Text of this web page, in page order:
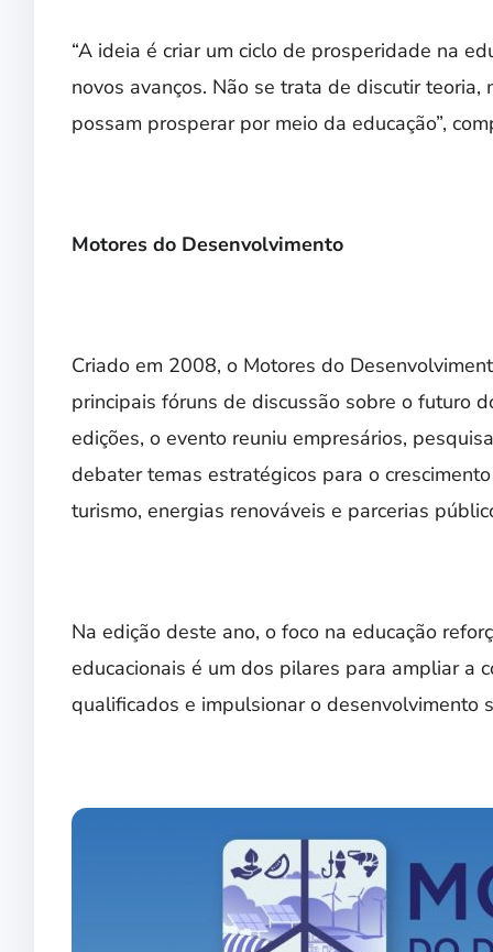
“A ideia é criar um ciclo de prosperidade na
novos avanços. Não se trata de discutir
possam prosperar por meio da educação”,
Motores do Desenvolvimento
Criado em 2008, o Motores do
principais fóruns de discussão sobre o futuro
edições, o evento reuniu empresários,
debater temas estratégicos para o
turismo, energias renováveis e parcerias
Na edição deste ano, o foco na educação
educacionais é um dos pilares para ampliar a
qualificados e impulsionar o desenvolvimento